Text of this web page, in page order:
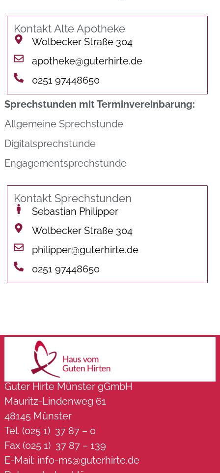
Kontakt Alte Apotheke
Wolbecker Straße 304
apotheke@guterhirte.de
0251 97448650
Sprechstunden mit Terminvereinbarung:
Allgemeine Sprechstunde
Digitalsprechstunde
Engagementsprechstunde
Kontakt Sprechstunden
Sebastian Philipper
Wolbecker Straße 304
philipper@guterhirte.de
0251 97448650
Guter Hirte Münster gGmbH
Mauritz-Lindenweg 61
48145 Münster
Tel. (025 1) 37 87 – 0
Fax (025 1) 37 87 – 139
E-Mail: info-ms@guterhirte.de